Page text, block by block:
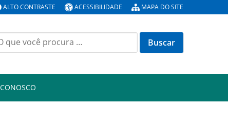
ALTO CONTRASTE ACESSIBILIDADE MAPA DO SITE